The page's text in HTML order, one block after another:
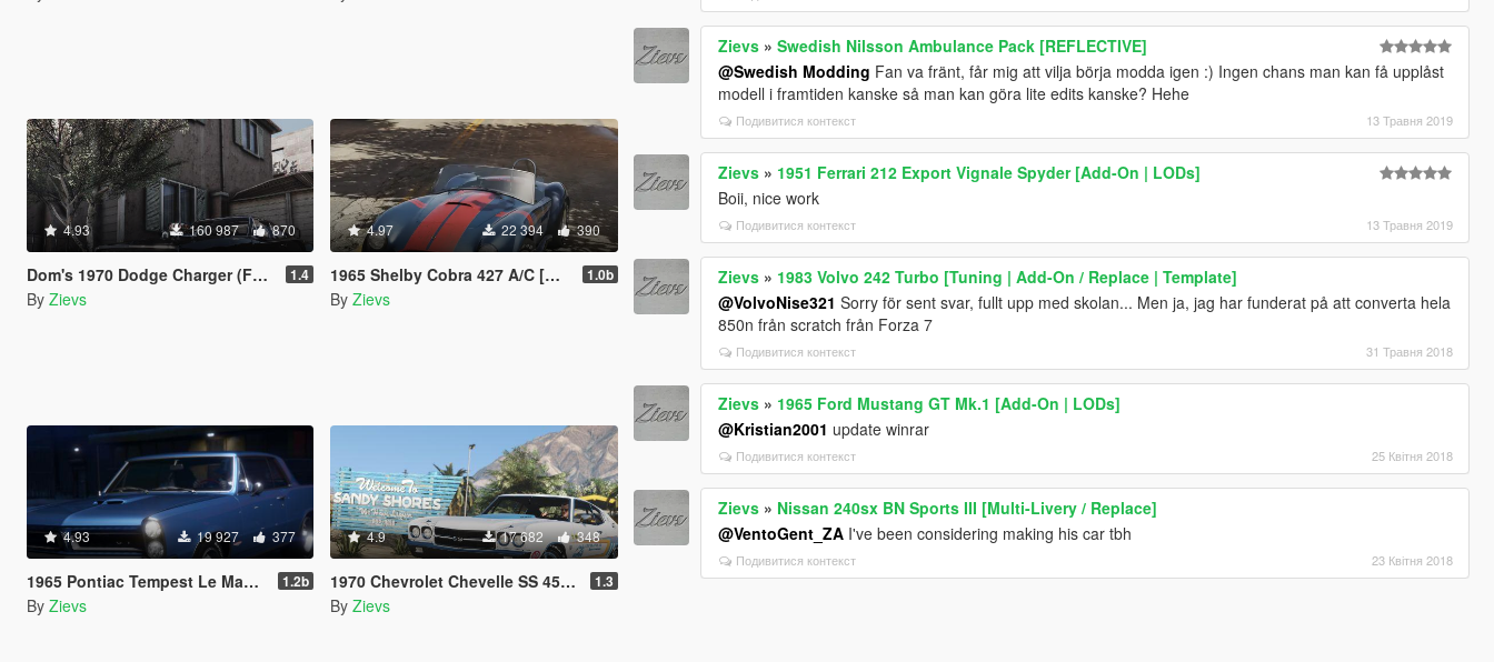
4.93 160 987 870
Dom's 1970 Dodge Charger (Furious 7) [Working Blower | Add-On | LODs] 1.4
By Zievs
4.97 22 394 390
1965 Shelby Cobra 427 A/C [Add-On | Liveries | Template] 1.0b
By Zievs
4.93 19 927 377
1965 Pontiac Tempest Le Mans GTO [Add-On | Template] 1.2b
By Zievs
4.9 17 682 348
1970 Chevrolet Chevelle SS 454 [Add-On | Template] 1.3
By Zievs
Zievs »Swedish Nilsson Ambulance Pack [REFLECTIVE]
@Swedish Modding Fan va fränt, får mig att vilja börja modda igen :) Ingen chans man kan få upplåst
modell i framtiden kanske så man kan göra lite edits kanske? Hehe
Подивитися контекст 13 Травня 2019
Zievs » 1951 Ferrari 212 Export Vignale Spyder [Add-On | LODs]
Boii, nice work
Подивитися контекст 13 Травня 2019
Zievs » 1983 Volvo 242 Turbo [Tuning | Add-On / Replace | Template]
@VolvoNise321 Sorry för sent svar, fullt upp med skolan... Men ja, jag har funderat på att converta hela
850n från scratch från Forza 7
Подивитися контекст 31 Травня 2018
Zievs » 1965 Ford Mustang GT Mk.1 [Add-On | LODs]
@Kristian2001 update winrar
Подивитися контекст 25 Квітня 2018
Zievs » Nissan 240sx BN Sports III [Multi-Livery / Replace]
@VentoGent_ZA I've been considering making his car tbh
Подивитися контекст 23 Квітня 2018